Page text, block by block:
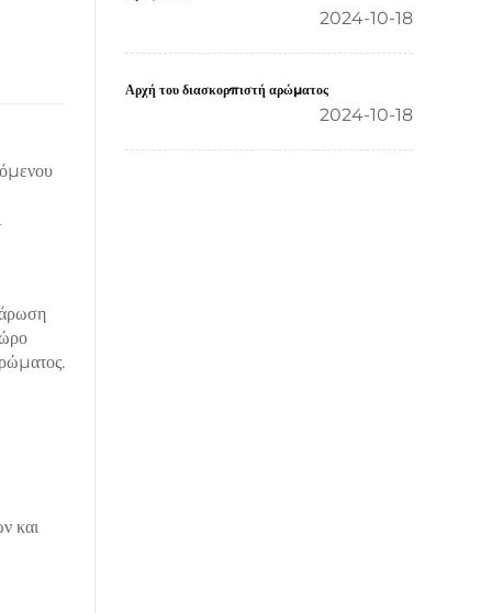
και
2024-10-18
Αρχή του διασκορπιστή αρώματος
2024-10-18